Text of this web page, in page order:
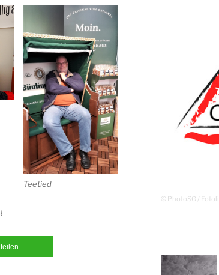
Teetied
teilen
© PhotoSG /